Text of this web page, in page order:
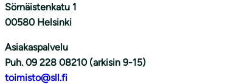
Sörnäistenkatu 1
00580 Helsinki
Asiakaspalvelu
Puh. 09 228 08210 (arkisin 9-15)
toimisto@sll.fi